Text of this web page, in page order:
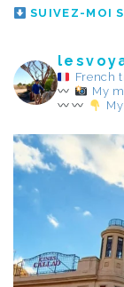
SUIVEZ-MOI
French
My